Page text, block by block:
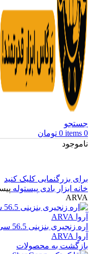
جستجو
0
items
0 تومان
ناموجود
برای بزرگنمایی کلیک کنید
خانه ابزار بادی پیستوله
ARVA
آروا ARVA
بازگشت به محصولات